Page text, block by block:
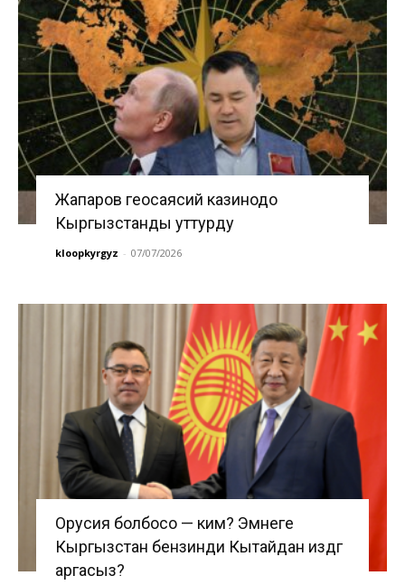
Жапаров геосаясий казинодо
Кыргызстанды уттурду
kloopkyrgyz - 07/07/2026
Орусия болбосо — ким? Эмнеге
Кыргызстан бензинди Кытайдан издөөгө
аргасыз?